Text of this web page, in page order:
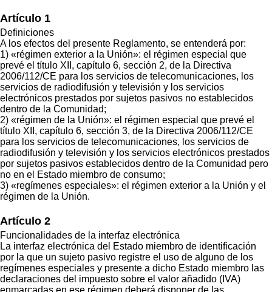
Artículo 1
Definiciones
A los efectos del presente Reglamento, se entenderá por:
1) «régimen exterior a la Unión»: el régimen especial que
prevé el título XII, capítulo 6, sección 2, de la Directiva
2006/112/CE para los servicios de telecomunicaciones, los
servicios de radiodifusión y televisión y los servicios
electrónicos prestados por sujetos pasivos no establecidos
dentro de la Comunidad;
2) «régimen de la Unión»: el régimen especial que prevé el
título XII, capítulo 6, sección 3, de la Directiva 2006/112/CE
para los servicios de telecomunicaciones, los servicios de
radiodifusión y televisión y los servicios electrónicos prestados
por sujetos pasivos establecidos dentro de la Comunidad pero
no en el Estado miembro de consumo;
3) «regímenes especiales»: el régimen exterior a la Unión y el
régimen de la Unión.
Artículo 2
Funcionalidades de la interfaz electrónica
La interfaz electrónica del Estado miembro de identificación
por la que un sujeto pasivo registre el uso de alguno de los
regímenes especiales y presente a dicho Estado miembro las
declaraciones del impuesto sobre el valor añadido (IVA)
enmarcadas en ese régimen deberá disponer de las